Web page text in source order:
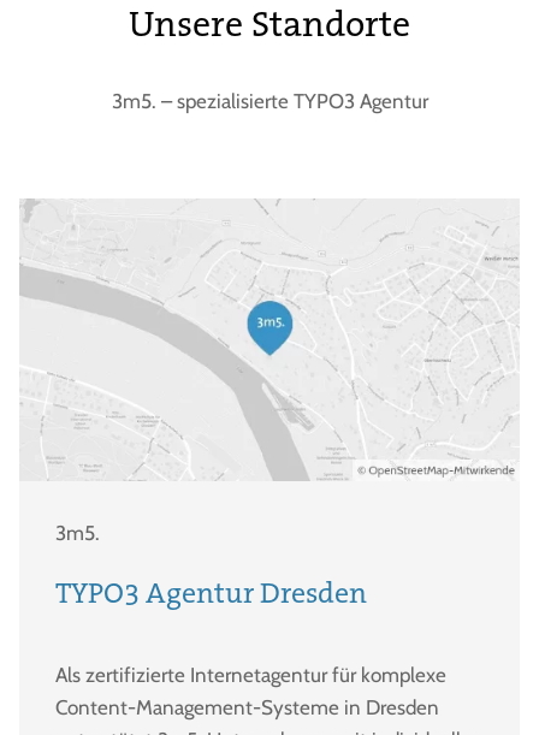
Unsere Standorte
3m5. – spezialisierte TYPO3 Agentur
3m5.
TYPO3 Agentur Dresden
Als zertifizierte Internetagentur für komplexe
Content-Management-Systeme in Dresden